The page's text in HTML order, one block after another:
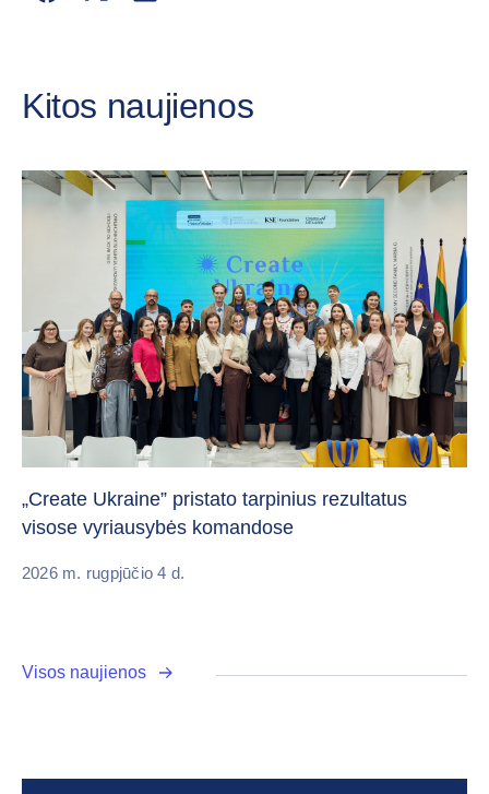
Kitos naujienos
„Create Ukraine” pristato tarpinius rezultatus
visose vyriausybės komandose
2026 m. rugpjūčio 4 d.
Visos naujienos